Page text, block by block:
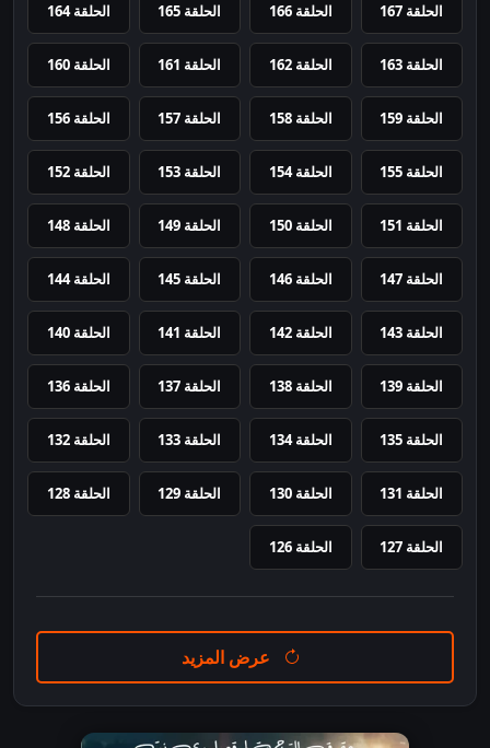
الحلقة 167 الحلقة 166 الحلقة 165 الحلقة 164
الحلقة 163 الحلقة 162 الحلقة 161 الحلقة 160
الحلقة 159 الحلقة 158 الحلقة 157 الحلقة 156
الحلقة 155 الحلقة 154 الحلقة 153 الحلقة 152
الحلقة 151 الحلقة 150 الحلقة 149 الحلقة 148
الحلقة 147 الحلقة 146 الحلقة 145 الحلقة 144
الحلقة 143 الحلقة 142 الحلقة 141 الحلقة 140
الحلقة 139 الحلقة 138 الحلقة 137 الحلقة 136
الحلقة 135 الحلقة 134 الحلقة 133 الحلقة 132
الحلقة 131 الحلقة 130 الحلقة 129 الحلقة 128
الحلقة 127 الحلقة 126
عرض المزيد